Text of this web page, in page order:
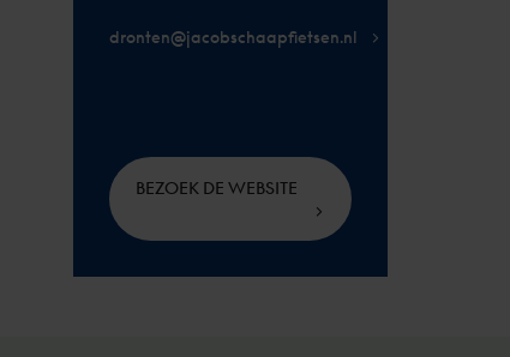
dronten@jacobschaapfietsen.nl
BEZOEK DE WEBSITE